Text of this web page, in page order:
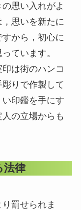
思い入れがよ
思いを新たに
から，初心に
ています。
は街のハンコ
りで作製して
印鑑を手にす
の立場からも
法律
罰せられま